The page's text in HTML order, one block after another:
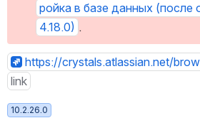
ройка в базе данных (после
4.18.0) .
https://crystals.atlassian.net/
link
10.2.26.0